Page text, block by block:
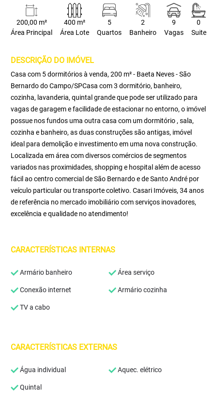
200,00 m²
Área Principal
400 m²
Área Lote
5
Quartos
2
Banheiro
9
Vagas
0
Suite
DESCRIÇÃO DO IMÓVEL
Casa com 5 dormitórios à venda, 200 m² - Baeta Neves - São
Bernardo do Campo/SPCasa com 3 dormitório, banheiro,
cozinha, lavanderia, quintal grande que pode ser utilizado para
vagas de garagem e facilidade de estacionar no entorno, o imóvel
possue nos fundos uma outra casa com um dormitório , sala,
cozinha e banheiro, as duas construções são antigas, imóvel
ideal para demolição e investimento em uma nova construção.
Localizada em área com diversos comércios de segmentos
variados nas proximidades, shopping e hospital além de acesso
fácil ao centro comercial de São Bernardo e de Santo André por
veículo particular ou transporte coletivo. Casari Imóveis, 34 anos
de referência no mercado imobiliário com serviços inovadores,
excelência e qualidade no atendimento!
CARACTERÍSTICAS INTERNAS
Armário banheiro Área serviço
Conexão internet Armário cozinha
TV a cabo
CARACTERÍSTICAS EXTERNAS
Água individual Aquec. elétrico
Quintal